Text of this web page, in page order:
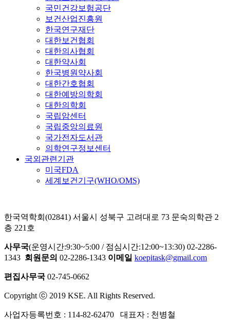
국민건강보험공단
보건산업진흥원
한국연구재단
대한보건협회
대한의사협회
대한약사회
한국병원약사회
대한간호협회
대한예방의학회
대한의학회
국립암센터
국립중앙의료원
국가전자도서관
의학연구정보센터
국외관련기관
미국FDA
세계보건기구(WHO/OMS)
한국역학회(02841) 서울시 성북구 고려대로 73 문숙의학관 2
층 221호
사무국(운영시간:9:30~5:00 / 점심시간:12:00~13:30) 02-2286-
1343 회원문의 02-2286-1343 이메일 koepitask@gmail.com
편집사무국 02-745-0662
Copyright ⓒ 2019 KSE. All Rights Reserved.
사업자등록번호 : 114-82-62470 대표자 : 천병철